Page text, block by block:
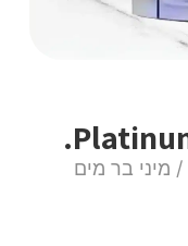
/ מיני בר מים